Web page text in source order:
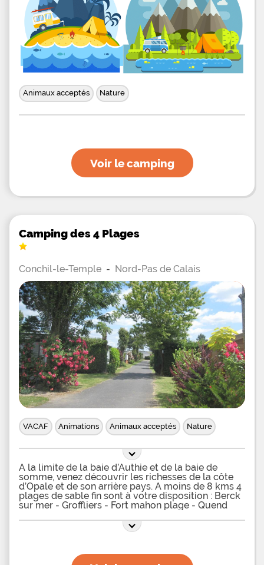
Animaux acceptés Nature
Voir le camping
Camping des 4 Plages
Conchil-le-Temple - Nord-Pas de Calais
VACAF Animations Animaux acceptés Nature
A la limite de la baie d’Authie et de la baie de
somme, venez découvrir les richesses de la côte
d’Opale et de son arrière pays. A moins de 8 kms 4
plages de sable fin sont à votre disposition : Berck
sur mer - Groffliers - Fort mahon plage - Quend
limitrophe de la Somme et du Pas de